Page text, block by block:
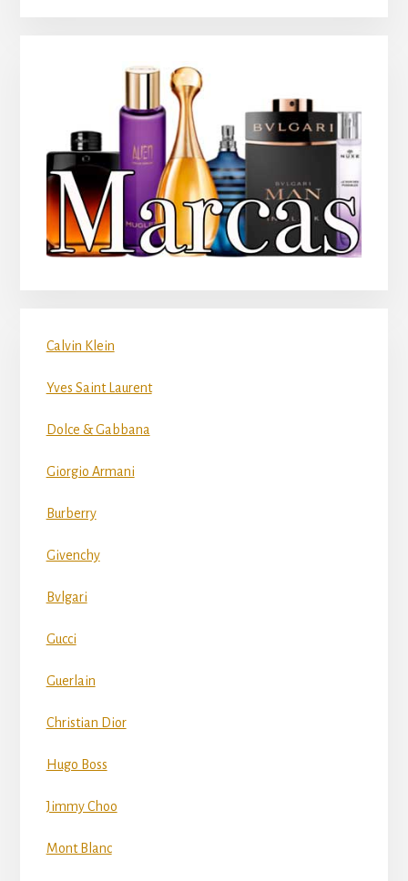
Calvin Klein
Yves Saint Laurent
Dolce & Gabbana
Giorgio Armani
Burberry
Givenchy
Bvlgari
Gucci
Guerlain
Christian Dior
Hugo Boss
Jimmy Choo
Mont Blanc